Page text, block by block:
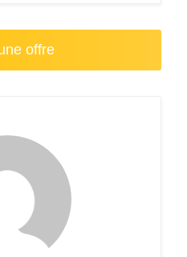
offre